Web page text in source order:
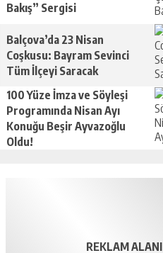
Bakış” Sergisi
Balçova’da 23 Nisan
Coşkusu: Bayram Sevinci
Tüm İlçeyi Saracak
100 Yüze İmza ve Söyleşi
Programında Nisan Ayı
Konuğu Beşir Ayvazoğlu
Oldu!
REKLAM ALANI